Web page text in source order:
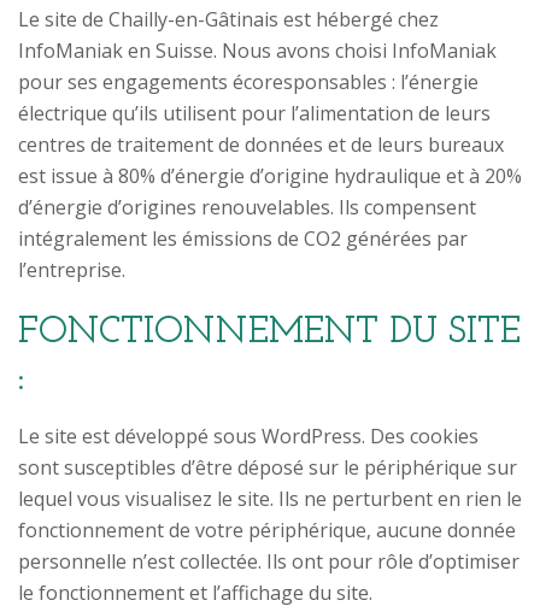
Le site de Chailly-en-Gâtinais est hébergé chez
InfoManiak en Suisse. Nous avons choisi InfoManiak
pour ses engagements écoresponsables : l’énergie
électrique qu’ils utilisent pour l’alimentation de leurs
centres de traitement de données et de leurs bureaux
est issue à 80% d’énergie d’origine hydraulique et à 20%
d’énergie d’origines renouvelables. Ils compensent
intégralement les émissions de CO2 générées par
l’entreprise.
FONCTIONNEMENT DU SITE
:
Le site est développé sous WordPress. Des cookies
sont susceptibles d’être déposé sur le périphérique sur
lequel vous visualisez le site. Ils ne perturbent en rien le
fonctionnement de votre périphérique, aucune donnée
personnelle n’est collectée. Ils ont pour rôle d’optimiser
le fonctionnement et l’affichage du site.